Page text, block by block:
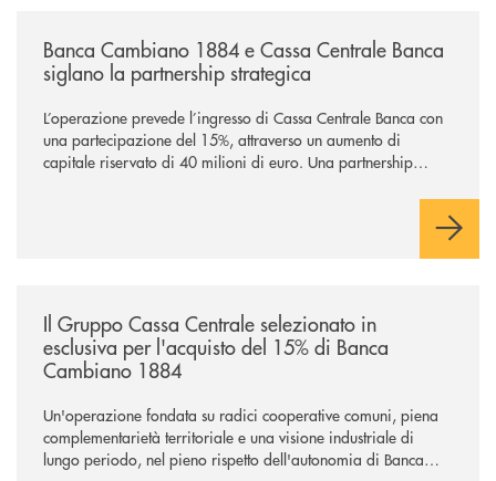
Banca Cambiano 1884 e Cassa Centrale Banca
siglano la partnership strategica
L’operazione prevede l’ingresso di Cassa Centrale Banca con
una partecipazione del 15%, attraverso un aumento di
capitale riservato di 40 milioni di euro. Una partnership
comuni e sulla prossimità ai territori, per ampliare l’offerta e
Il Gruppo Cassa Centrale selezionato in
esclusiva per l'acquisto del 15% di Banca
Cambiano 1884
Un'operazione fondata su radici cooperative comuni, piena
complementarietà territoriale e una visione industriale di
lungo periodo, nel pieno rispetto dell'autonomia di Banca